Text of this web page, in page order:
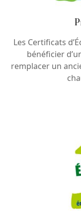
Les Certificats
bénéficier
remplacer un